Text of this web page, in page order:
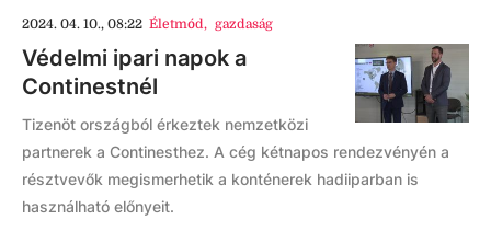
2024. 04. 10., 08:22 Életmód, gazdaság
Védelmi ipari napok a
Continestnél
Tizenöt országból érkeztek nemzetközi
partnerek a Continesthez. A cég kétnapos rendezvényén a
résztvevők megismerhetik a konténerek hadiiparban is
használható előnyeit.